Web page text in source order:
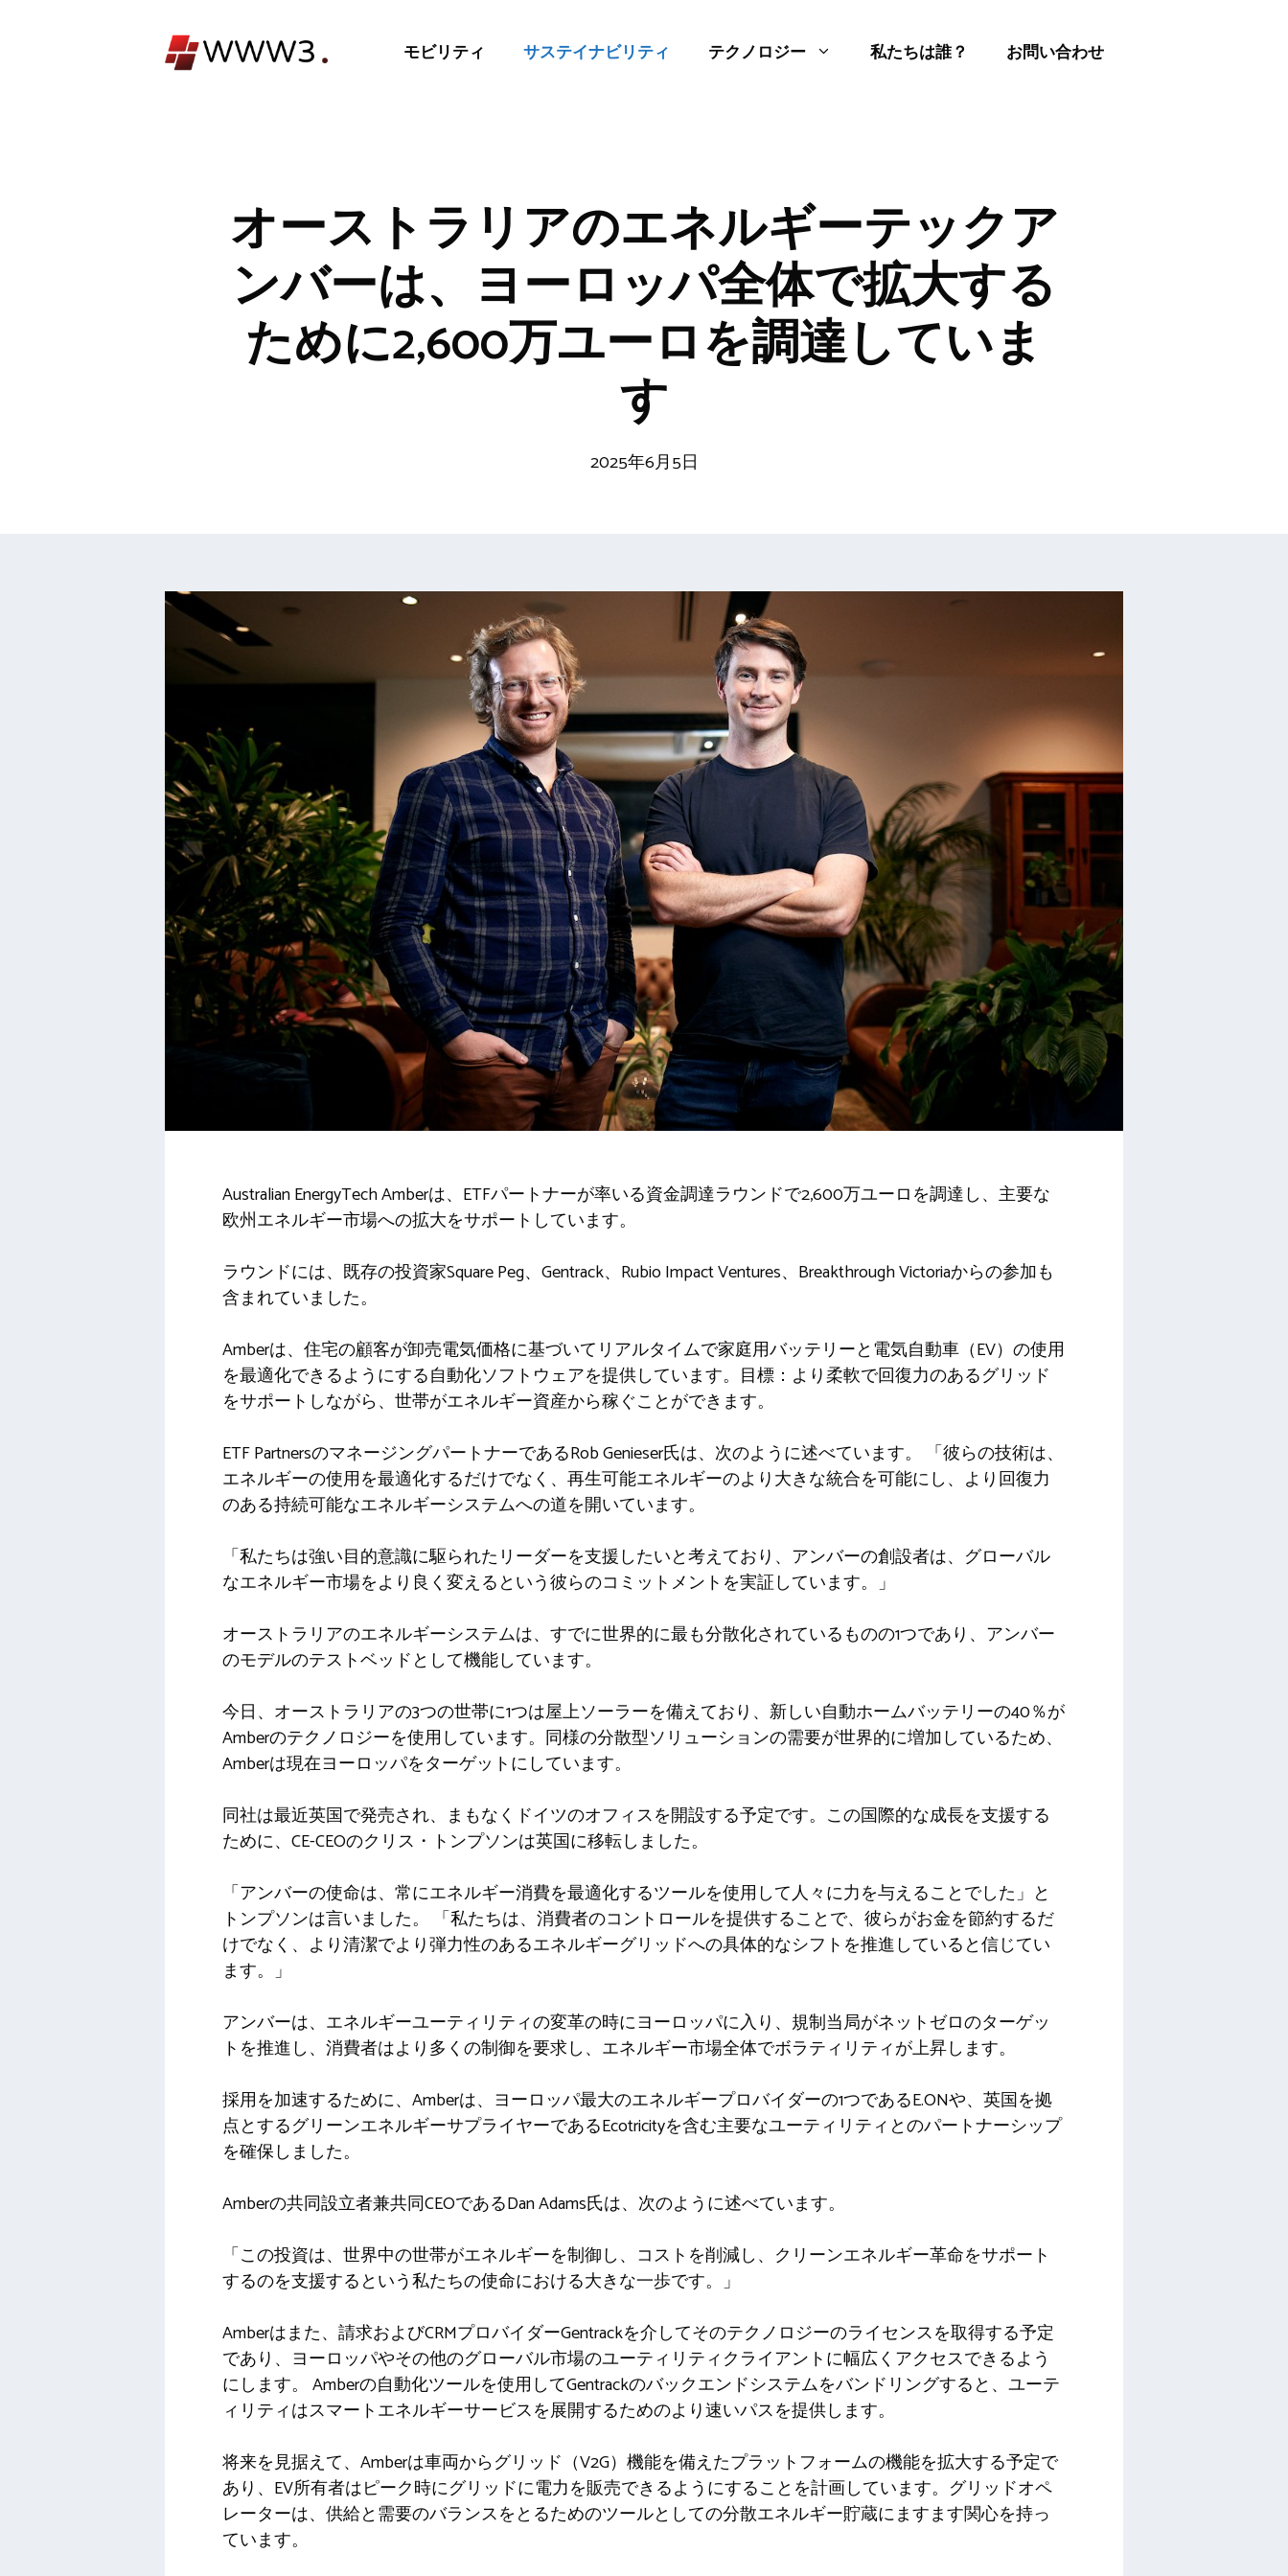
モビリティ サステイナビリティ テクノロジー 私たちは誰？ お問い合わせ
オーストラリアのエネルギーテックア
ンバーは、ヨーロッパ全体で拡大する
ために2,600万ユーロを調達していま
す
2025年6月5日
Australian EnergyTech Amberは、ETFパートナーが率いる資金調達ラウンドで2,600万ユーロを調達し、主要な
欧州エネルギー市場への拡大をサポートしています。
ラウンドには、既存の投資家Square Peg、Gentrack、Rubio Impact Ventures、Breakthrough Victoriaからの参加も
含まれていました。
Amberは、住宅の顧客が卸売電気価格に基づいてリアルタイムで家庭用バッテリーと電気自動車（EV）の使用
を最適化できるようにする自動化ソフトウェアを提供しています。目標：より柔軟で回復力のあるグリッド
をサポートしながら、世帯がエネルギー資産から稼ぐことができます。
ETF PartnersのマネージングパートナーであるRob Genieser氏は、次のように述べています。 「彼らの技術は、
エネルギーの使用を最適化するだけでなく、再生可能エネルギーのより大きな統合を可能にし、より回復力
のある持続可能なエネルギーシステムへの道を開いています。
「私たちは強い目的意識に駆られたリーダーを支援したいと考えており、アンバーの創設者は、グローバル
なエネルギー市場をより良く変えるという彼らのコミットメントを実証しています。」
オーストラリアのエネルギーシステムは、すでに世界的に最も分散化されているものの1つであり、アンバー
のモデルのテストベッドとして機能しています。
今日、オーストラリアの3つの世帯に1つは屋上ソーラーを備えており、新しい自動ホームバッテリーの40％が
Amberのテクノロジーを使用しています。同様の分散型ソリューションの需要が世界的に増加しているため、
Amberは現在ヨーロッパをターゲットにしています。
同社は最近英国で発売され、まもなくドイツのオフィスを開設する予定です。この国際的な成長を支援する
ために、CE-CEOのクリス・トンプソンは英国に移転しました。
「アンバーの使命は、常にエネルギー消費を最適化するツールを使用して人々に力を与えることでした」と
トンプソンは言いました。 「私たちは、消費者のコントロールを提供することで、彼らがお金を節約するだ
けでなく、より清潔でより弾力性のあるエネルギーグリッドへの具体的なシフトを推進していると信じてい
ます。」
アンバーは、エネルギーユーティリティの変革の時にヨーロッパに入り、規制当局がネットゼロのターゲッ
トを推進し、消費者はより多くの制御を要求し、エネルギー市場全体でボラティリティが上昇します。
採用を加速するために、Amberは、ヨーロッパ最大のエネルギープロバイダーの1つであるE.ONや、英国を拠
点とするグリーンエネルギーサプライヤーであるEcotricityを含む主要なユーティリティとのパートナーシップ
を確保しました。
Amberの共同設立者兼共同CEOであるDan Adams氏は、次のように述べています。
「この投資は、世界中の世帯がエネルギーを制御し、コストを削減し、クリーンエネルギー革命をサポート
するのを支援するという私たちの使命における大きな一歩です。」
Amberはまた、請求およびCRMプロバイダーGentrackを介してそのテクノロジーのライセンスを取得する予定
であり、ヨーロッパやその他のグローバル市場のユーティリティクライアントに幅広くアクセスできるよう
にします。 Amberの自動化ツールを使用してGentrackのバックエンドシステムをバンドリングすると、ユーテ
ィリティはスマートエネルギーサービスを展開するためのより速いパスを提供します。
将来を見据えて、Amberは車両からグリッド（V2G）機能を備えたプラットフォームの機能を拡大する予定で
あり、EV所有者はピーク時にグリッドに電力を販売できるようにすることを計画しています。グリッドオペ
レーターは、供給と需要のバランスをとるためのツールとしての分散エネルギー貯蔵にますます関心を持っ
ています。